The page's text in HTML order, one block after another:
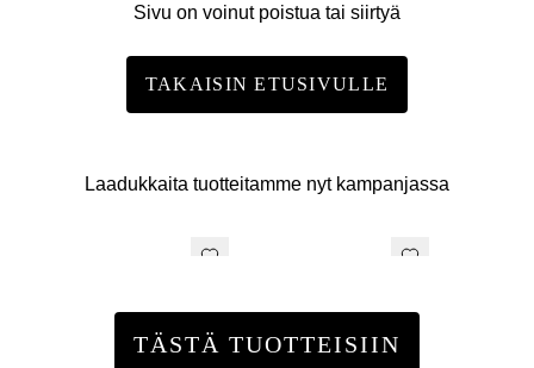
Sivu on voinut poistua tai siirtyä
TAKAISIN ETUSIVULLE
Laadukkaita tuotteitamme nyt kampanjassa
TÄSTÄ TUOTTEISIIN